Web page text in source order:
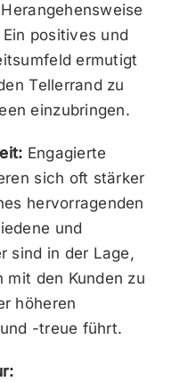
positives und
ermutigt
Tellerrand zu
einzubringen.
Engagierte
sich oft stärker
hervorragenden
und
sind in der Lage,
den Kunden zu
höheren
-treue führt.